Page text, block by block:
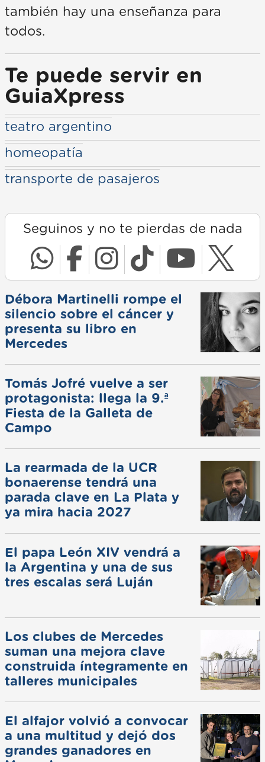
también hay una enseñanza para
todos.
Te puede servir en
GuiaXpress
teatro argentino
homeopatía
transporte de pasajeros
Seguinos y no te pierdas de nada
Débora Martinelli rompe el
silencio sobre el cáncer y
presenta su libro en
Mercedes
Tomás Jofré vuelve a ser
protagonista: llega la 9.ª
Fiesta de la Galleta de
Campo
La rearmada de la UCR
bonaerense tendrá una
parada clave en La Plata y
ya mira hacia 2027
El papa León XIV vendrá a
la Argentina y una de sus
tres escalas será Luján
Los clubes de Mercedes
suman una mejora clave
construida íntegramente en
talleres municipales
El alfajor volvió a convocar
a una multitud y dejó dos
grandes ganadores en